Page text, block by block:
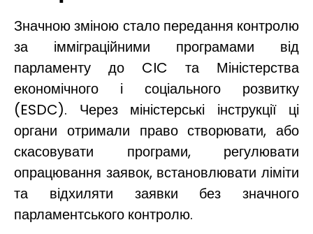
Значною зміною стало передання контролю
за імміграційними програмами від
парламенту до CIC та Міністерства
економічного і соціального розвитку
(ESDC). Через міністерські інструкції ці
органи отримали право створювати, або
скасовувати програми, регулювати
опрацювання заявок, встановлювати ліміти
та відхиляти заявки без значного
парламентського контролю.